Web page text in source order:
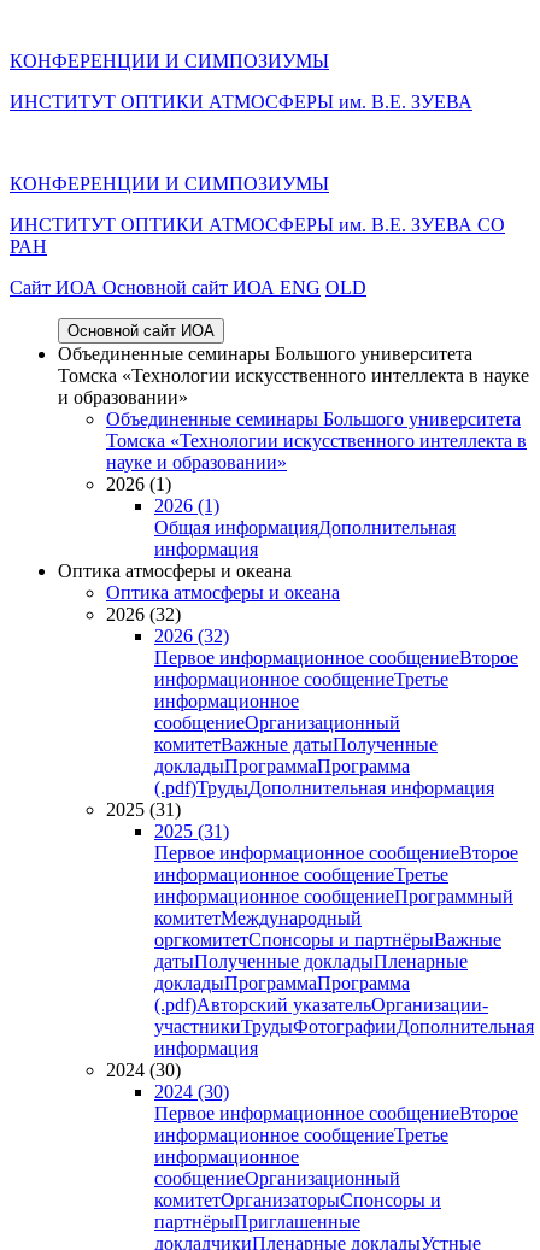
КОНФЕРЕНЦИИ И СИМПОЗИУМЫ
ИНСТИТУТ ОПТИКИ АТМОСФЕРЫ им. В.Е. ЗУЕВА
КОНФЕРЕНЦИИ И СИМПОЗИУМЫ
ИНСТИТУТ ОПТИКИ АТМОСФЕРЫ им. В.Е. ЗУЕВА СО
РАН
Cайт ИОА Основной сайт ИОА ENG OLD
Основной сайт ИОА
Объединенные семинары Большого университета
Томска «Технологии искусственного интеллекта в науке
и образовании»
Объединенные семинары Большого университета
Томска «Технологии искусственного интеллекта в
науке и образовании»
2026 (1)
2026 (1)
Общая информацияДополнительная
информация
Оптика атмосферы и океана
Оптика атмосферы и океана
2026 (32)
2026 (32)
Первое информационное сообщениеВторое
информационное сообщениеТретье
информационное
сообщениеОрганизационный
комитетВажные датыПолученные
докладыПрограммаПрограмма
(.pdf)ТрудыДополнительная информация
2025 (31)
2025 (31)
Первое информационное сообщениеВторое
информационное сообщениеТретье
информационное сообщениеПрограммный
комитетМеждународный
оргкомитетСпонсоры и партнёрыВажные
датыПолученные докладыПленарные
докладыПрограммаПрограмма
(.pdf)Авторский указательОрганизации-
участникиТрудыФотографииДополнительная
информация
2024 (30)
2024 (30)
Первое информационное сообщениеВторое
информационное сообщениеТретье
информационное
сообщениеОрганизационный
комитетОрганизаторыСпонсоры и
партнёрыПриглашенные
докладчикиПленарные докладыУстные